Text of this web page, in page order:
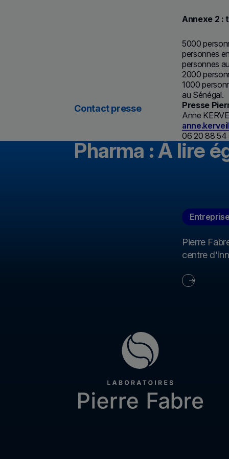
Annexe 2 :
5000
personnes
personnes
2000
1000
au Sénégal.
Contact presse
Presse
Anne
06 20 88 54
Pharma : À lire
Pierre
centre